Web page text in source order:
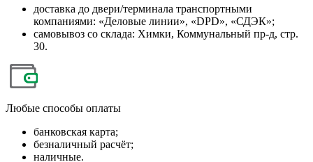
доставка до двери/терминала транспортными
компаниями: «Деловые линии», «DPD», «СДЭК»;
самовывоз со склада: Химки, Коммунальный пр-д, стр.
30.
Любые способы оплаты
банковская карта;
безналичный расчёт;
наличные.